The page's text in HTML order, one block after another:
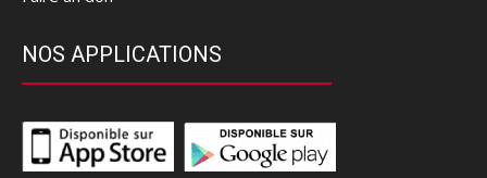
NOS APPLICATIONS